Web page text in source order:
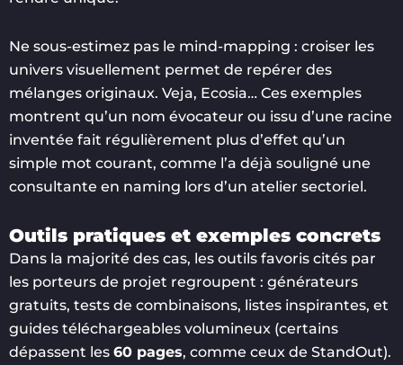
Ne sous-estimez pas le mind-mapping : croiser les
univers visuellement permet de repérer des
mélanges originaux. Veja, Ecosia… Ces exemples
montrent qu’un nom évocateur ou issu d’une racine
inventée fait régulièrement plus d’effet qu’un
simple mot courant, comme l’a déjà souligné une
consultante en naming lors d’un atelier sectoriel.
Outils pratiques et exemples concrets
Dans la majorité des cas, les outils favoris cités par
les porteurs de projet regroupent : générateurs
gratuits, tests de combinaisons, listes inspirantes, et
guides téléchargeables volumineux (certains
dépassent les 60 pages, comme ceux de StandOut).